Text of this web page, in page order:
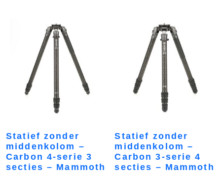
Statief zonder
middenkolom –
Carbon 4-serie 3
secties – Mammoth
Statief zonder
middenkolom –
Carbon 3-serie 4
secties – Mammoth